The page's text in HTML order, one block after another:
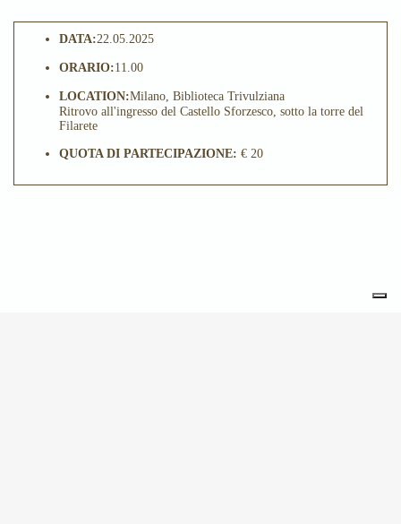
DATA:22.05.2025
ORARIO:11.00
LOCATION:Milano, Biblioteca Trivulziana
Ritrovo all'ingresso del Castello Sforzesco, sotto la torre del
Filarete
QUOTA DI PARTECIPAZIONE: € 20